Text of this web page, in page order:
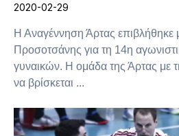
2020-02-29
Η Αναγέννηση Άρτας επιβλήθηκε
Προσοτσάνης για τη 14η
γυναικών. Η ομάδα της Άρτας με
να βρίσκεται ...